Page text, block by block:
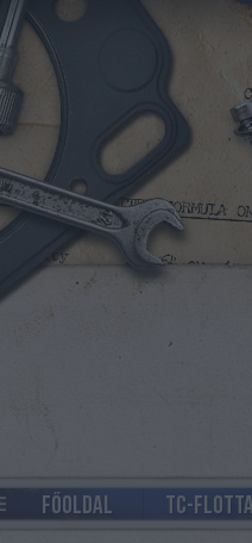
FŐOLDAL TC-FLOTTA